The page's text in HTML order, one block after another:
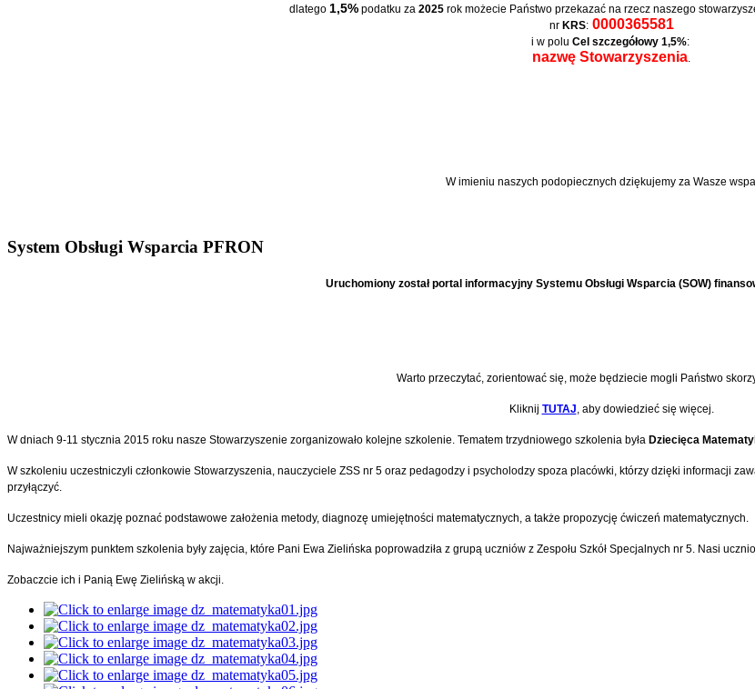
dlatego 1,5% podatku za 2025 rok możecie Państwo przekazać na rzecz naszego
nr KRS:0000365581
i w polu Cel szczegółowy 1,5%:
nazwę Stowarzyszenia.
W imieniu naszych podopiecznych dziękujemy za Wasze
System Obsługi Wsparcia PFRON
Uruchomiony został portal informacyjny Systemu Obsługi Wsparcia (SOW)
Warto przeczytać, zorientować się, może będziecie mogli Państwo
Kliknij TUTAJ , aby dowiedzieć się więcej.
W dniach 9-11 stycznia 2015 roku nasze Stowarzyszenie zorganizowało kolejne szkolenie. Tematem trzydniowego szkolenia była Dziecięca
W szkoleniu uczestniczyli członkowie Stowarzyszenia, nauczyciele ZSS nr 5 oraz pedagodzy i psycholodzy spoza placówki, którzy dzięki informacji
przyłączyć.
Uczestnicy mieli okazję poznać podstawowe założenia metody, diagnozę umiejętności matematycznych, a także propozycję ćwiczeń matematycznych.
Najważniejszym punktem szkolenia były zajęcia, które Pani Ewa Zielińska poprowadziła z grupą uczniów z Zespołu Szkół Specjalnych nr 5. Nasi
Zobaczcie ich i Panią Ewę Zielińską w akcji.